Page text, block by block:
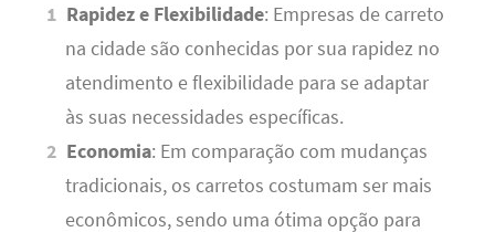
Rapidez e Flexibilidade: Empresas de carreto
na cidade são conhecidas por sua rapidez no
atendimento e flexibilidade para se adaptar
às suas necessidades específicas.
Economia: Em comparação com mudanças
tradicionais, os carretos costumam ser mais
econômicos, sendo uma ótima opção para